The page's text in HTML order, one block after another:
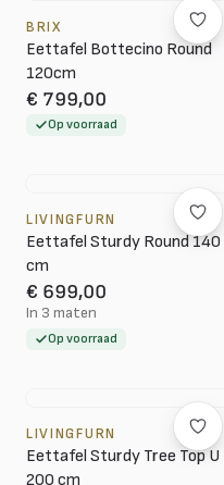
BRIX
Eettafel Bottecino Round
120cm
€ 799,00
Op voorraad
LIVINGFURN
Eettafel Sturdy Round 140
cm
€ 699,00
In 3 maten
Op voorraad
LIVINGFURN
Eettafel Sturdy Tree Top U
200 cm